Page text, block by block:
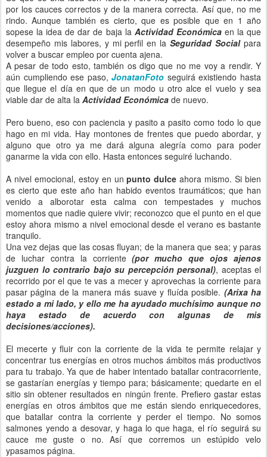
por los cauces correctos y de la manera correcta. Así que, no me
rindo. Aunque también es cierto, que es posible que en 1 año
sopese la idea de dar de baja la Actividad Económica en la que
desempeño mis labores, y mi perfil en laSeguridad Socialpara
volver a buscar empleo por cuenta ajena.
A pesar de todo esto, también os digo que no me voy a rendir. Y
aún cumpliendo ese paso,JonatanFoto seguirá existiendo hasta
que llegue el día en que de un modo u otro alce el vuelo y sea
viable dar de alta la Actividad Económica de nuevo.
Pero bueno, eso con paciencia y pasito a pasito como todo lo que
hago en mi vida. Hay montones de frentes que puedo abordar, y
alguno que otro ya me dará alguna alegría como para poder
ganarme la vida con ello. Hasta entonces seguiré luchando.
A nivel emocional, estoy en unpunto dulceahora mismo. Si bien
es cierto que este año han habido eventos traumáticos; que han
venido a alborotar esta calma con tempestades y muchos
momentos que nadie quiere vivir; reconozco que el punto en el que
estoy ahora mismo a nivel emocional desde el verano es bastante
tranquilo.
Una vez dejas que las cosas fluyan; de la manera que sea; y paras
de luchar contra la corriente(por mucho que ojos ajenos
juzguen lo contrario bajo su percepción personal), aceptas el
recorrido por el que te vas a mecer y aprovechas la corriente para
pasar página de la manera más suave y fluída posible. (Arixa ha
estado a mi lado, y ello me ha ayudado muchísimo aunque no
haya estado de acuerdo con algunas de mis
decisiones/acciones).
El mecerte y fluir con la corriente de la vida te permite relajar y
concentrar tus energías en otros muchos ámbitos más productivos
para tu trabajo. Ya que de haber intentado batallar contracorriente,
se gastarían energías y tiempo para; básicamente; quedarte en el
sitio sin obtener resultados en ningún frente. Prefiero gastar estas
energías en otros ámbitos que me están siendo enriquecedores,
que batallar contra la corriente y perder el tiempo. No somos
salmones yendo a desovar, y haga lo que haga, el río seguirá su
cauce me guste o no. Así que corremos un estúpido velo
ypasamos página.